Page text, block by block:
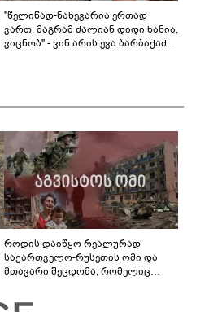
"წელიწად-ნახევარია ერთად
ვართ, მაგრამ ძალიან დიდი ხანია,
ვიცნობ" - ვინ არის ევა ბარბაქაძის
როდის დაიწყო რეალურად
საქართველო-რუსეთის ომი და
მთავარი შეცდომა, რომელიც